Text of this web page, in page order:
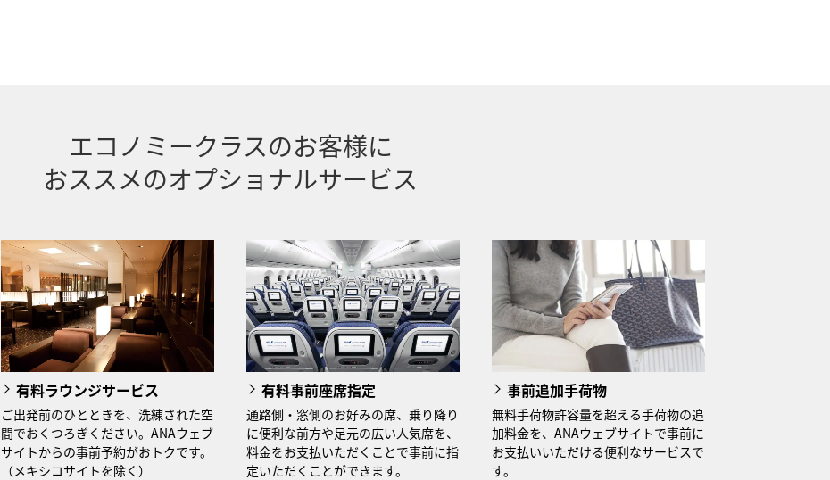
エコノミークラスのお客様に
おススメのオプショナルサービス
有料ラウンジサービス
ご出発前のひとときを、洗練された空
間でおくつろぎください。ANAウェブ
サイトからの事前予約がおトクです。
（メキシコサイトを除く）
有料事前座席指定
通路側・窓側のお好みの席、乗り降り
に便利な前方や足元の広い人気席を、
料金をお支払いただくことで事前に指
定いただくことができます。
事前追加手荷物
無料手荷物許容量を超える手荷物の追
加料金を、ANAウェブサイトで事前に
お支払いいただける便利なサービスで
す。